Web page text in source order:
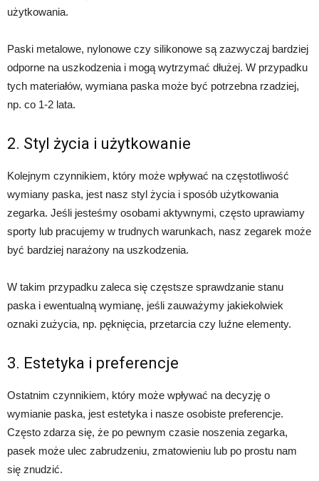
użytkowania.
Paski metalowe, nylonowe czy silikonowe są zazwyczaj bardziej
odporne na uszkodzenia i mogą wytrzymać dłużej. W przypadku
tych materiałów, wymiana paska może być potrzebna rzadziej,
np. co 1-2 lata.
2. Styl życia i użytkowanie
Kolejnym czynnikiem, który może wpływać na częstotliwość
wymiany paska, jest nasz styl życia i sposób użytkowania
zegarka. Jeśli jesteśmy osobami aktywnymi, często uprawiamy
sporty lub pracujemy w trudnych warunkach, nasz zegarek może
być bardziej narażony na uszkodzenia.
W takim przypadku zaleca się częstsze sprawdzanie stanu
paska i ewentualną wymianę, jeśli zauważymy jakiekolwiek
oznaki zużycia, np. pęknięcia, przetarcia czy luźne elementy.
3. Estetyka i preferencje
Ostatnim czynnikiem, który może wpływać na decyzję o
wymianie paska, jest estetyka i nasze osobiste preferencje.
Często zdarza się, że po pewnym czasie noszenia zegarka,
pasek może ulec zabrudzeniu, zmatowieniu lub po prostu nam
się znudzić.